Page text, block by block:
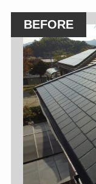
BEFORE